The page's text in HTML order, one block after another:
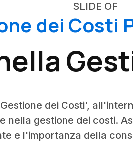
SLIDE OF
dei Costi
dei Costi',
nella gestione dei costi.
e l'importanza della